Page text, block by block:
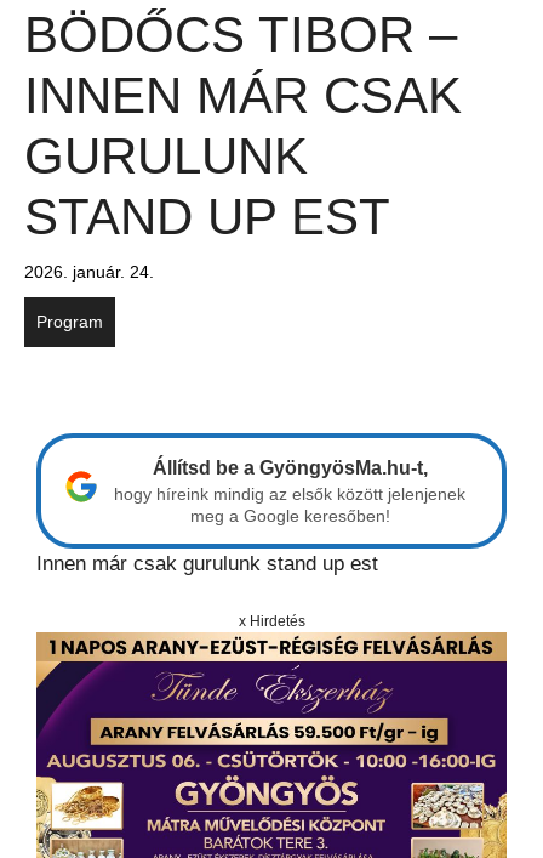
BÖDŐCS TIBOR –
INNEN MÁR CSAK
GURULUNK
STAND UP EST
2026. január. 24.
Program
Állítsd be a GyöngyösMa.hu-t,
hogy híreink mindig az elsők között jelenjenek
meg a Google keresőben!
Innen már csak gurulunk stand up est
x Hirdetés